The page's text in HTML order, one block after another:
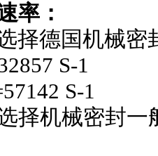
率：
择德国机械
S-1
择机械密封一